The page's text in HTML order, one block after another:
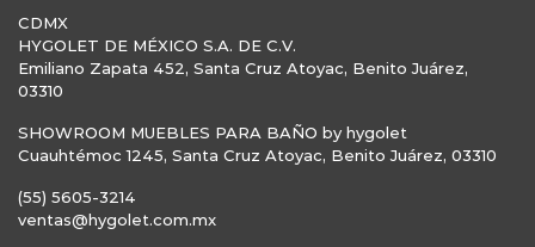
CDMX
HYGOLET DE MÉXICO S.A. DE C.V.
Emiliano Zapata 452, Santa Cruz Atoyac, Benito Juárez,
03310
SHOWROOM MUEBLES PARA BAÑO by hygolet
Cuauhtémoc 1245, Santa Cruz Atoyac, Benito Juárez, 03310
(55) 5605-3214
ventas@hygolet.com.mx